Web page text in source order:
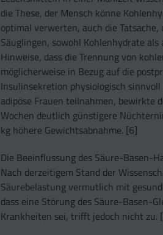
die These, der Mensch könne
optimal verwerten, auch die
Säuglingen, sowohl Kohlenhydrate
Hinweise, dass die Trennung von
möglicherweise in Bezug auf die
Insulinsekretion physiologisch
adipöse Frauen teilnahmen, bewirkte
Wochen deutlich günstigere
kg höhere Gewichtsabnahme. [6]
Die Beeinflussung des Säure-Basen-
Nach derzeitigem Stand der
Säurebelastung vermutlich mit
dass eine Störung des Säure-Basen-
Krankheiten sei, trifft jedoch nicht zu.